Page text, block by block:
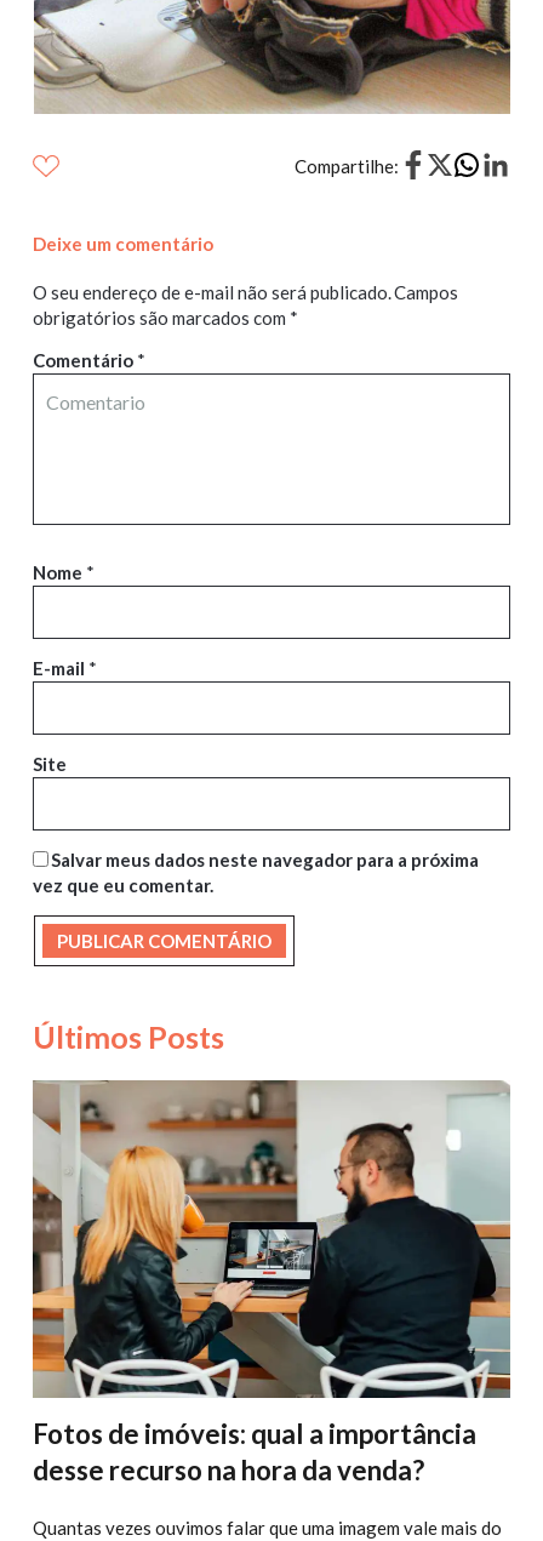
Compartilhe:
Deixe um comentário
O seu endereço de e-mail não será publicado.Campos
obrigatórios são marcados com *
Comentário *
Nome *
E-mail *
Site
Salvar meus dados neste navegador para a próxima
vez que eu comentar.
Últimos Posts
Fotos de imóveis: qual a importância
desse recurso na hora da venda?
Quantas vezes ouvimos falar que uma imagem vale mais do